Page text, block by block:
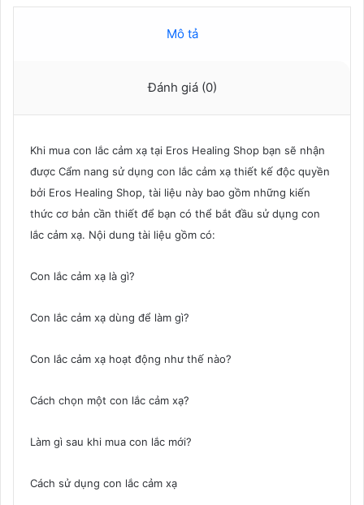
Mô tả
Đánh giá (0)
Khi mua con lắc cảm xạ tại Eros Healing Shop bạn sẽ nhận
được Cẩm nang sử dụng con lắc cảm xạ thiết kế độc quyền
bởi Eros Healing Shop, tài liệu này bao gồm những kiến
thức cơ bản cần thiết để bạn có thể bắt đầu sử dụng con
lắc cảm xạ. Nội dung tài liệu gồm có:
Con lắc cảm xạ là gì?
Con lắc cảm xạ dùng để làm gì?
Con lắc cảm xạ hoạt động như thế nào?
Cách chọn một con lắc cảm xạ?
Làm gì sau khi mua con lắc mới?
Cách sử dụng con lắc cảm xạ